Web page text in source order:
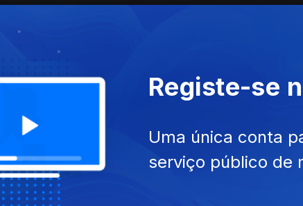
têm segredos
têm segredos. Pelo menos os últimos quatro com quem
de hoje.
de cada um. Se fosse fácil mudarmos de vida quando a
a pena acreditar.
Registe-se
Uma única conta
serviço público de